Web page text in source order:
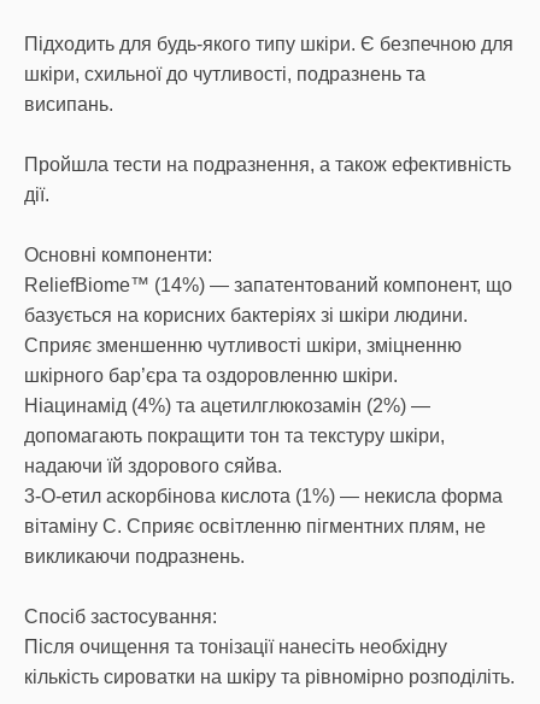
Підходить для будь-якого типу шкіри. Є безпечною для
шкіри, схильної до чутливості, подразнень та
висипань.
Пройшла тести на подразнення, а також ефективність
дії.
Основні компоненти:
ReliefBiome™ (14%) — запатентований компонент, що
базується на корисних бактеріях зі шкіри людини.
Сприяє зменшенню чутливості шкіри, зміцненню
шкірного бар’єра та оздоровленню шкіри.
Ніацинамід (4%) та ацетилглюкозамін (2%) —
допомагають покращити тон та текстуру шкіри,
надаючи їй здорового сяйва.
3-О-етил аскорбінова кислота (1%) — некисла форма
вітаміну C. Сприяє освітленню пігментних плям, не
викликаючи подразнень.
Спосіб застосування:
Після очищення та тонізації нанесіть необхідну
кількість сироватки на шкіру та рівномірно розподіліть.